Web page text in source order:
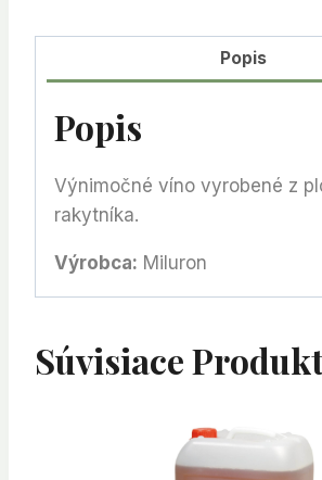
Popis
Popis
Výnimočné víno vyrobené z
rakytníka.
Výrobca: Miluron
Súvisiace